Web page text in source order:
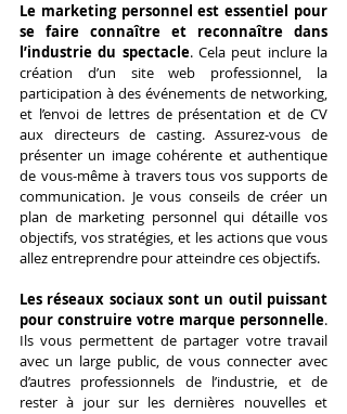
Le marketing personnel est essentiel pour
se faire connaître et reconnaître dans
l’industrie du spectacle. Cela peut inclure la
création d’un site web professionnel, la
participation à des événements de networking,
et l’envoi de lettres de présentation et de CV
aux directeurs de casting. Assurez-vous de
présenter un image cohérente et authentique
de vous-même à travers tous vos supports de
communication. Je vous conseils de créer un
plan de marketing personnel qui détaille vos
objectifs, vos stratégies, et les actions que vous
allez entreprendre pour atteindre ces objectifs.
Les réseaux sociaux sont un outil puissant
pour construire votre marque personnelle.
Ils vous permettent de partager votre travail
avec un large public, de vous connecter avec
d’autres professionnels de l’industrie, et de
rester à jour sur les dernières nouvelles et